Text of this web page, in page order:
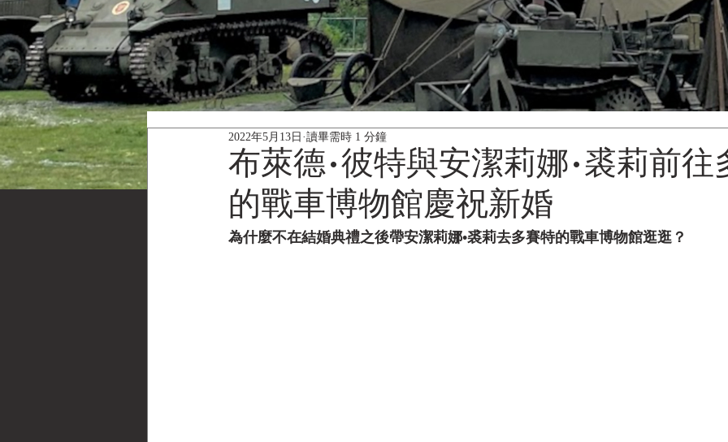
布萊德•彼特與安潔莉娜•裘莉前往
的戰車博物館慶祝新婚
2022年5月13日 讀畢需時 1 分鐘
為什麼不在結婚典禮之後帶安潔莉娜•裘莉去多賽特的戰車博物館逛逛？